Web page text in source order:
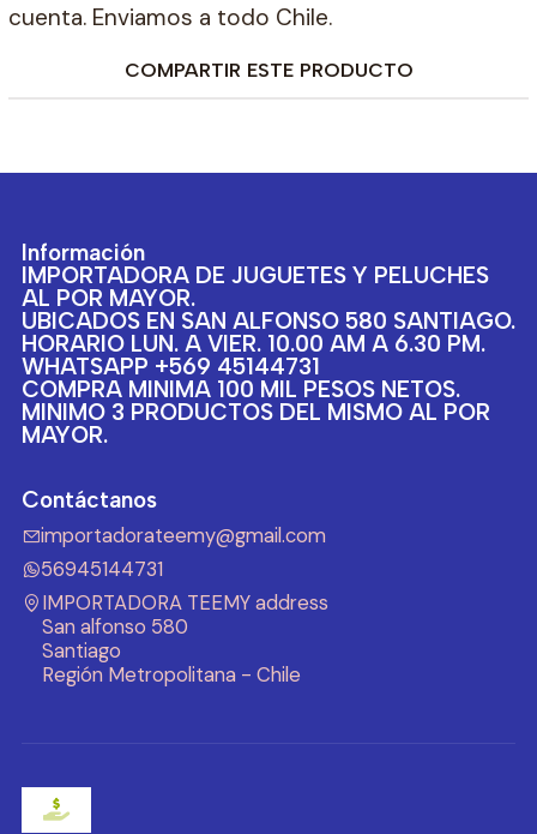
cuenta. Enviamos a todo Chile.
COMPARTIR ESTE PRODUCTO
Información
IMPORTADORA DE JUGUETES Y PELUCHES
AL POR MAYOR.
UBICADOS EN SAN ALFONSO 580 SANTIAGO.
HORARIO LUN. A VIER. 10.00 AM A 6.30 PM.
WHATSAPP +569 45144731
COMPRA MINIMA 100 MIL PESOS NETOS.
MINIMO 3 PRODUCTOS DEL MISMO AL POR
MAYOR.
Contáctanos
importadorateemy@gmail.com
56945144731
IMPORTADORA TEEMY address
San alfonso 580
Santiago
Región Metropolitana - Chile